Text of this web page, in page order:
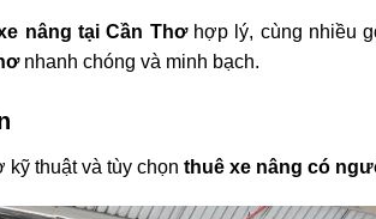
nâng tại Cần Thơhợp lý, cùng nhiều
nhanh chóng và minh bạch.
kỹ thuật và tùy chọn thuê xe nâng có